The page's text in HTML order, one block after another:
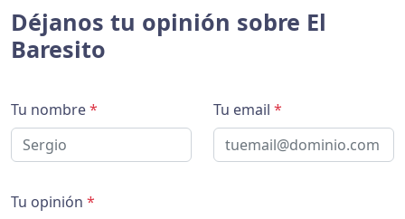
Déjanos tu opinión sobre El
Baresito
Tu nombre* Tu email *
Tu opinión *